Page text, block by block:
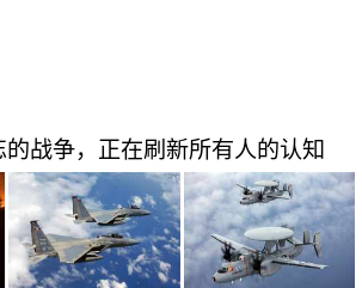
战争，正在刷新所有人的认知